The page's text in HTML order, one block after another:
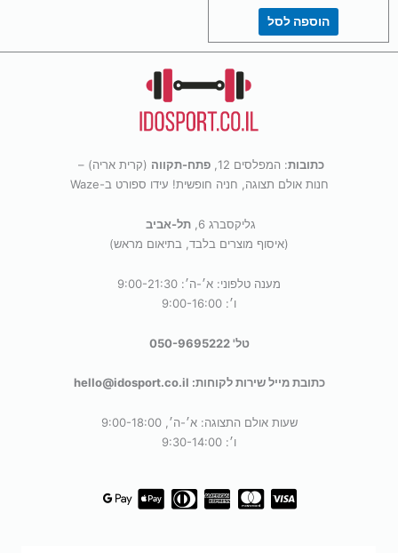
הוספה לסל
כתובות: המפלסים 12, פתח-תקווה (קרית אריה) –
חנות אולם תצוגה, חניה חופשית! עידו ספורט ב-Waze
גליקסברג 6,
תל-אביב
(איסוף מוצרים בלבד, בתיאום מראש)
מענה טלפוני: א׳-ה׳: 9:00-21:30
ו׳: 9:00-16:00
טל' 050-9695222
כתובת מייל שירות לקוחות: hello@idosport.co.il
שעות אולם התצוגה: א׳-ה׳, 9:00-18:00
ו׳: 9:30-14:00